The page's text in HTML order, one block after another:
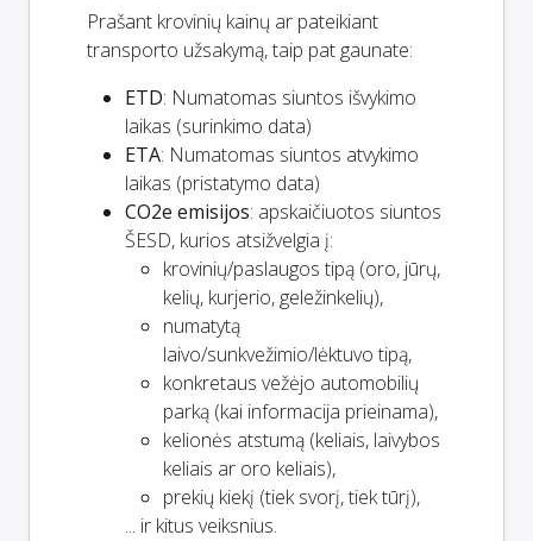
Prašant krovinių kainų ar pateikiant
transporto užsakymą, taip pat gaunate:
ETD: Numatomas siuntos išvykimo
laikas (surinkimo data)
ETA: Numatomas siuntos atvykimo
laikas (pristatymo data)
CO2e emisijos: apskaičiuotos siuntos
ŠESD, kurios atsižvelgia į:
krovinių/paslaugos tipą (oro, jūrų,
kelių, kurjerio, geležinkelių),
numatytą
laivo/sunkvežimio/lėktuvo tipą,
konkretaus vežėjo automobilių
parką (kai informacija prieinama),
kelionės atstumą (keliais, laivybos
keliais ar oro keliais),
prekių kiekį (tiek svorį, tiek tūrį),
... ir kitus veiksnius.